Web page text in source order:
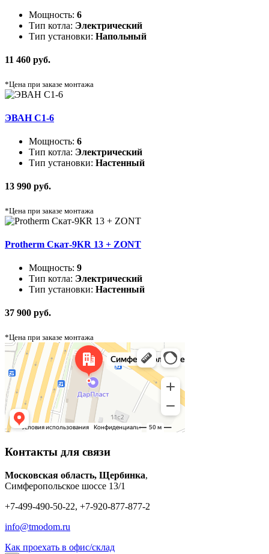
Мощность: 6
Тип котла: Электрический
Тип установки: Напольный
11 460 руб.
*Цена при заказе монтажа
ЭВАН C1-6
Мощность: 6
Тип котла: Электрический
Тип установки: Настенный
13 990 руб.
*Цена при заказе монтажа
Protherm Скат-9КR 13 + ZONT
Мощность: 9
Тип котла: Электрический
Тип установки: Настенный
37 900 руб.
*Цена при заказе монтажа
Контакты для связи
Московская область, Щербинка,
Симферопольское шоссе 13/1
+7-499-490-50-22, +7-920-877-877-2
info@tmodom.ru
Как проехать в офис/склад